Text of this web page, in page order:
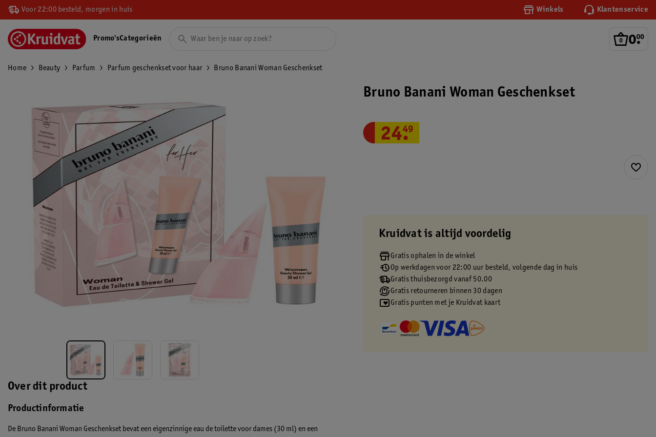
Voor 22:00 besteld, morgen in huis Winkels Klantenservice
0.
00
Promo'sCategorieën
Home Beauty Parfum Parfum geschenkset voor haar Bruno Banani Woman Geschenkset
Over dit product
Productinformatie
De Bruno Banani Woman Geschenkset bevat een eigenzinnige eau de toilette voor dames (30 ml) en een
Bruno Banani Woman Geschenkset
24.
49
Kruidvat is altijd voordelig
Gratis ophalen in de winkel
Op werkdagen voor 22:00 uur besteld, volgende dag in huis
Gratis thuisbezorgd vanaf 50.00
Gratis retourneren binnen 30 dagen
Gratis punten met je Kruidvat kaart